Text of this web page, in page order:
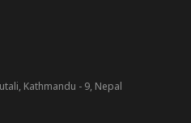
Kathmandu - 9, Nepal